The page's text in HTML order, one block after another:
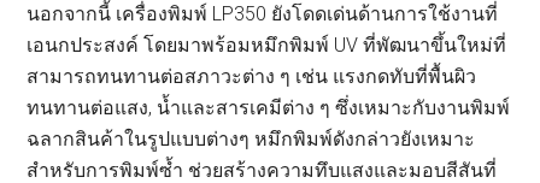
นอกจากนี้ เครื่องพิมพ์ LP350 ยังโดดเด่นด้านการใช้งานที่
เอนกประสงค์ โดยมาพร้อมหมึกพิมพ์ UV ที่พัฒนาขึ้นใหม่ที่
สามารถทนทานต่อสภาวะต่าง ๆ เช่น แรงกดทับที่พื้นผิว
ทนทานต่อแสง, น้ำและสารเคมีต่าง ๆ ซึ่งเหมาะกับงานพิมพ์
ฉลากสินค้าในรูปแบบต่างๆ หมึกพิมพ์ดังกล่าวยังเหมาะ
สำหรับการพิมพ์ซ้ำ ช่วยสร้างความทึบแสงและมอบสีสันที่